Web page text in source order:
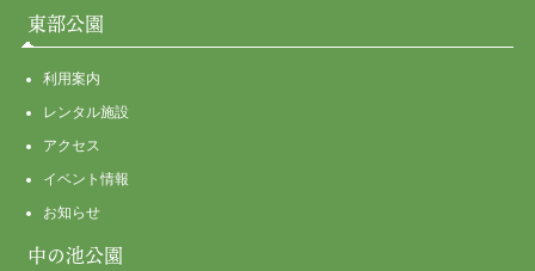
東部公園
利用案内
レンタル施設
アクセス
イベント情報
お知らせ
中の池公園